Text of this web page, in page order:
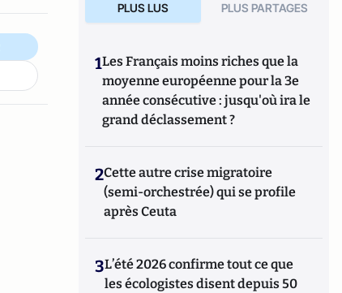
PLUS LUS PLUS PARTAGES
1Les Français moins riches que la
moyenne européenne pour la 3e
année consécutive : jusqu'où ira le
grand déclassement ?
2Cette autre crise migratoire
(semi-orchestrée) qui se profile
après Ceuta
3L’été 2026 confirme tout ce que
les écologistes disent depuis 50